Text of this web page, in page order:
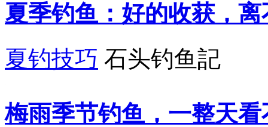
夏季钓鱼：好的收获，
夏钓技巧 石头钓鱼記
梅雨季节钓鱼，一整天